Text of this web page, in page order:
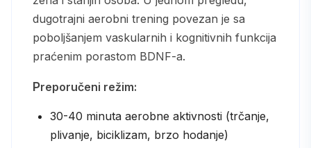
dugotrajni aerobni trening povezan je sa
poboljšanjem vaskularnih i kognitivnih funkcija
praćenim porastom BDNF-a.
Preporučeni režim:
30-40 minuta aerobne aktivnosti (trčanje,
plivanje, biciklizam, brzo hodanje)